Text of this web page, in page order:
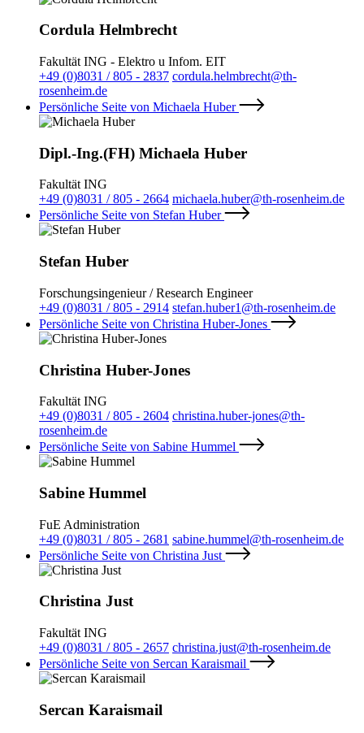
Cordula Helmbrecht
Fakultät ING - Elektro u Infom. EIT
+49 (0)8031 / 805 - 2837 cordula.helmbrecht@th-
rosenheim.de
Persönliche Seite von Michaela Huber
Dipl.-Ing.(FH) Michaela Huber
Fakultät ING
+49 (0)8031 / 805 - 2664 michaela.huber@th-rosenheim.de
Persönliche Seite von Stefan Huber
Stefan Huber
Forschungsingenieur / Research Engineer
+49 (0)8031 / 805 - 2914 stefan.huber1@th-rosenheim.de
Persönliche Seite von Christina Huber-Jones
Christina Huber-Jones
Fakultät ING
+49 (0)8031 / 805 - 2604 christina.huber-jones@th-
rosenheim.de
Persönliche Seite von Sabine Hummel
Sabine Hummel
FuE Administration
+49 (0)8031 / 805 - 2681 sabine.hummel@th-rosenheim.de
Persönliche Seite von Christina Just
Christina Just
Fakultät ING
+49 (0)8031 / 805 - 2657 christina.just@th-rosenheim.de
Persönliche Seite von Sercan Karaismail
Sercan Karaismail